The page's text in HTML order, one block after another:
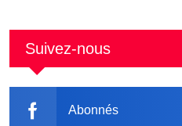
Suivez-nous
Abonnés